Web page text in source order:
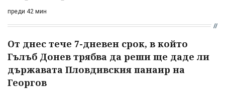
преди 42 мин
От днес тече 7-дневен срок, в който
Гълъб Донев трябва да реши ще даде ли
държавата Пловдивския панаир на
Георгов